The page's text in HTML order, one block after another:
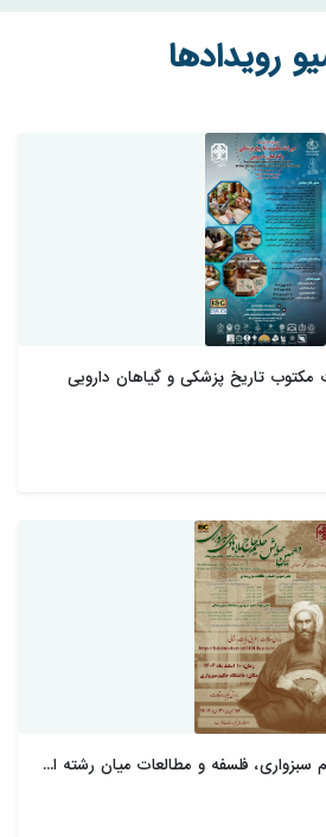
رویدادها
تاریخ پزشکی و گیاهان دارويی
فلسفه و مطالعات میان رشته ا...